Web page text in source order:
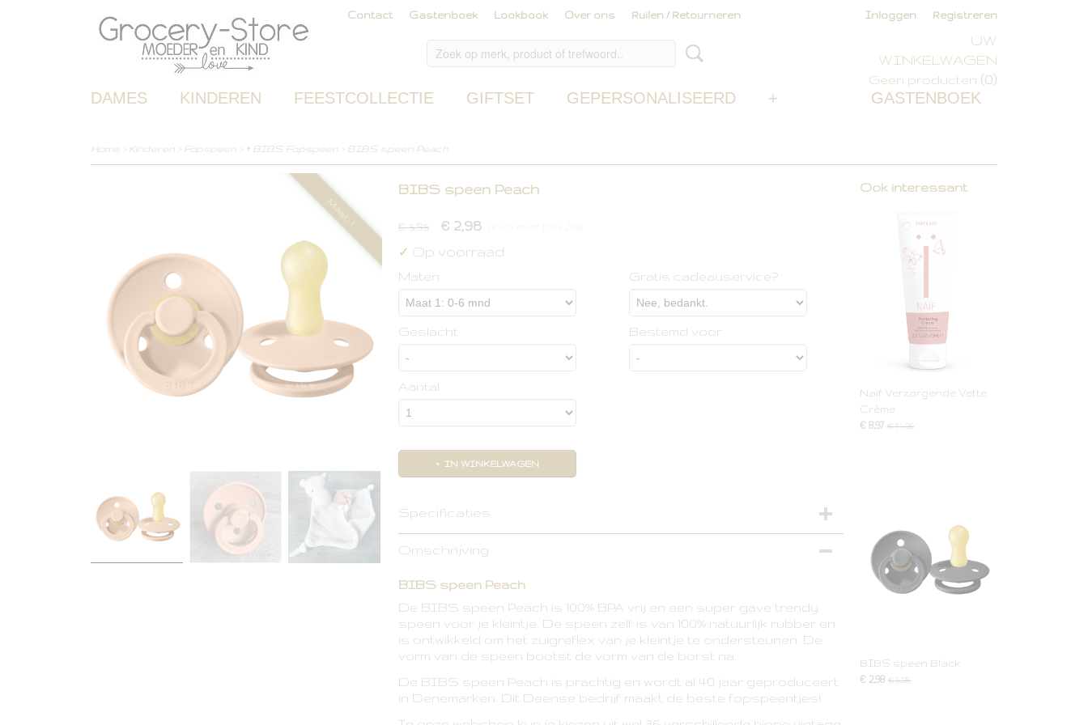
Contact Gastenboek Lookbook Over ons Ruilen / Retourneren Inloggen Registreren
UW
WINKELWAGEN
Geen producten (0)
GASTENBOEK
DAMES KINDEREN FEESTCOLLECTIE GIFTSET GEPERSONALISEERD +
Home > Kinderen > Fopspeen > * BIBS Fopspeen > BIBS speen Peach
Maat: 1
BIBS speen Peach
€ 5,95 € 2,98
✓ Op voorraad
Maten Gratis cadeauservice?
Geslacht Bestemd voor
Aantal
IN WINKELWAGEN
Specificaties
Omschrijving
BIBS speen Peach
De BIBS speen Peach is 100% BPA vrij en een super gave trendy
speen voor je kleintje. De speen zelf is van 100% natuurlijk rubber en
is ontwikkeld om het zuigreflex van je kleintje te ondersteunen. De
vorm van de speen bootst de vorm van de borst na.
De BIBS speen Peach is prachtig en wordt al 40 jaar geproduceert
in Denemarken. Dit Deense bedrijf maakt de beste fopspeentjes!
Ook interessant
Naïf Verzorgende Vette
Crème
€ 8,97 € 14,95
BIBS speen Black
€ 2,98 € 5,95